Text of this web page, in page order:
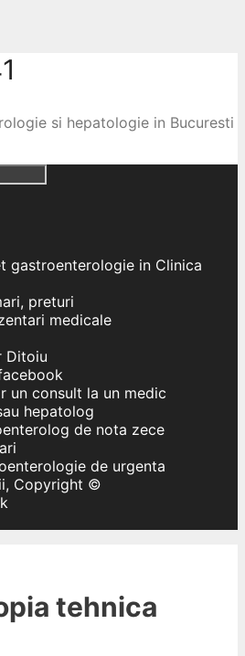
si hepatologie in Bucuresti
gastroenterologie in Clinica
preturi
medicale
Ditoiu
un consult la un medic
hepatolog
de nota zece
de urgenta
Copyright ©
tehnica